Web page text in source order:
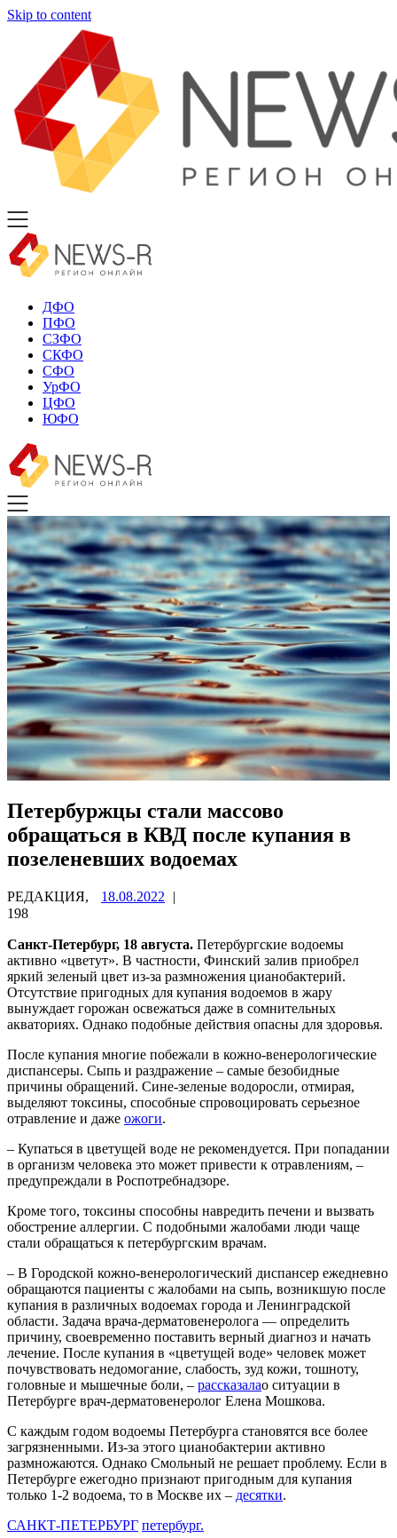
Skip to content
ДФО
ПФО
СЗФО
СКФО
СФО
УрФО
ЦФО
ЮФО
Петербуржцы стали массово
обращаться в КВД после купания в
позеленевших водоемах
РЕДАКЦИЯ, 18.08.2022
|
198
Санкт-Петербург, 18 августа. Петербургские водоемы
активно «цветут». В частности, Финский залив приобрел
яркий зеленый цвет из-за размножения цианобактерий.
Отсутствие пригодных для купания водоемов в жару
вынуждает горожан освежаться даже в сомнительных
акваториях. Однако подобные действия опасны для здоровья.
После купания многие побежали в кожно-венерологические
диспансеры. Сыпь и раздражение – самые безобидные
причины обращений. Сине-зеленые водоросли, отмирая,
выделяют токсины, способные спровоцировать серьезное
отравление и даже ожоги.
– Купаться в цветущей воде не рекомендуется. При попадании
в организм человека это может привести к отравлениям, –
предупреждали в Роспотребнадзоре.
Кроме того, токсины способны навредить печени и вызвать
обострение аллергии. С подобными жалобами люди чаще
стали обращаться к петербургским врачам.
– В Городской кожно-венерологический диспансер ежедневно
обращаются пациенты с жалобами на сыпь, возникшую после
купания в различных водоемах города и Ленинградской
области. Задача врача-дерматовенеролога — определить
причину, своевременно поставить верный диагноз и начать
лечение. После купания в «цветущей воде» человек может
почувствовать недомогание, слабость, зуд кожи, тошноту,
головные и мышечные боли, – рассказалао ситуации в
Петербурге врач-дерматовенеролог Елена Мошкова.
С каждым годом водоемы Петербурга становятся все более
загрязненными. Из-за этого цианобактерии активно
размножаются. Однако Смольный не решает проблему. Если в
Петербурге ежегодно признают пригодным для купания
только 1-2 водоема, то в Москве их – десятки.
САНКТ-ПЕТЕРБУРГ петербург.